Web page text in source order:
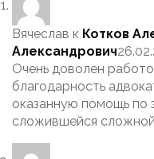
Вячеслав к Котков
Александрович
Очень доволен
благодарность
оказанную помощь по
сложившейся